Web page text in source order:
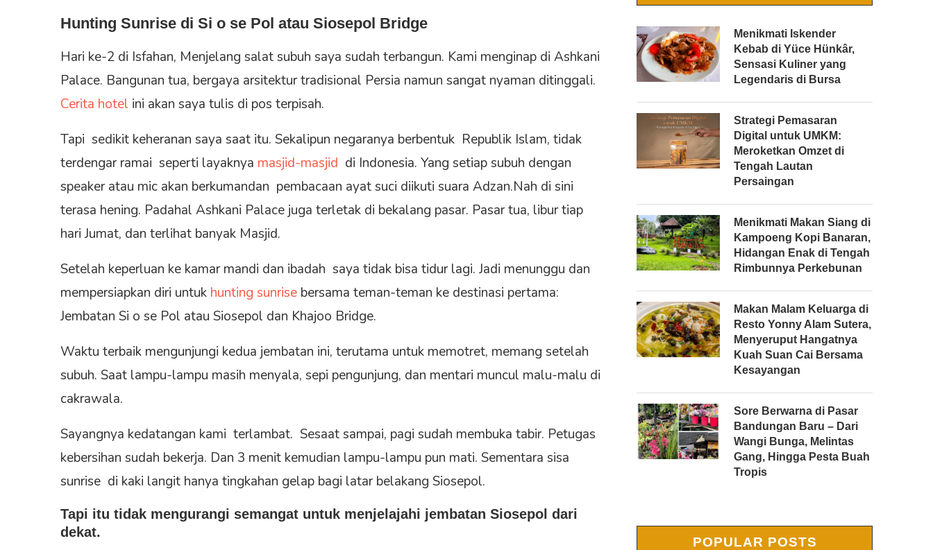
Hunting Sunrise di Si o se Pol atau Siosepol Bridge
Hari ke-2 di Isfahan, Menjelang salat subuh saya sudah terbangun. Kami menginap di Ashkani
Palace. Bangunan tua, bergaya arsitektur tradisional Persia namun sangat nyaman ditinggali.
Cerita hotel ini akan saya tulis di pos terpisah.
Tapi sedikit keheranan saya saat itu. Sekalipun negaranya berbentuk Republik Islam, tidak
terdengar ramai seperti layaknya masjid-masjid di Indonesia. Yang setiap subuh dengan
speaker atau mic akan berkumandan pembacaan ayat suci diikuti suara Adzan.Nah di sini
terasa hening. Padahal Ashkani Palace juga terletak di bekalang pasar. Pasar tua, libur tiap
hari Jumat, dan terlihat banyak Masjid.
Setelah keperluan ke kamar mandi dan ibadah saya tidak bisa tidur lagi. Jadi menunggu dan
mempersiapkan diri untuk hunting sunrise bersama teman-teman ke destinasi pertama:
Jembatan Si o se Pol atau Siosepol dan Khajoo Bridge.
Waktu terbaik mengunjungi kedua jembatan ini, terutama untuk memotret, memang setelah
subuh. Saat lampu-lampu masih menyala, sepi pengunjung, dan mentari muncul malu-malu di
cakrawala.
Sayangnya kedatangan kami terlambat. Sesaat sampai, pagi sudah membuka tabir. Petugas
kebersihan sudah bekerja. Dan 3 menit kemudian lampu-lampu pun mati. Sementara sisa
sunrise di kaki langit hanya tingkahan gelap bagi latar belakang Siosepol.
Tapi itu tidak mengurangi semangat untuk menjelajahi jembatan Siosepol dari
dekat.
Menikmati Iskender
Kebab di Yüce Hünkâr,
Sensasi Kuliner yang
Legendaris di Bursa
Strategi Pemasaran
Digital untuk UMKM:
Meroketkan Omzet di
Tengah Lautan
Persaingan
Menikmati Makan Siang di
Kampoeng Kopi Banaran,
Hidangan Enak di Tengah
Rimbunnya Perkebunan
Makan Malam Keluarga di
Resto Yonny Alam Sutera,
Menyeruput Hangatnya
Kuah Suan Cai Bersama
Kesayangan
Sore Berwarna di Pasar
Bandungan Baru – Dari
Wangi Bunga, Melintas
Gang, Hingga Pesta Buah
Tropis
POPULAR POSTS